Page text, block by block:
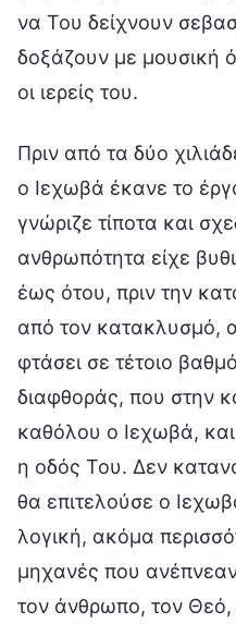
να Του δείχνουν
δοξάζουν με μουσική
οι ιερείς του.
Πριν από τα δύο
ο Ιεχωβά έκανε το
γνώριζε τίποτα και
ανθρωπότητα είχε
έως ότου, πριν την
από τον κατακλυσμό,
φτάσει σε τέτοιο
διαφθοράς, που στην
καθόλου ο Ιεχωβά,
η οδός Του. Δεν
θα επιτελούσε ο
λογική, ακόμα
μηχανές που
τον άνθρωπο, τον